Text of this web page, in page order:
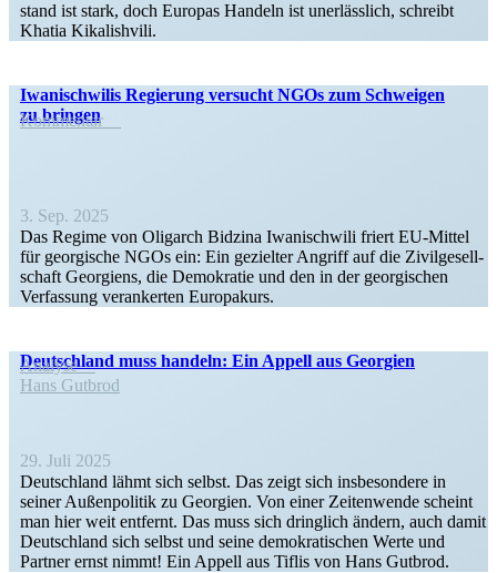
stand ist stark, doch Europas Handeln ist unerlässlich, schreibt
Khatia Kikalishvili.
Iwani­schwilis Regierung versucht NGOs zum Schweigen
zu bringen
Kommentar
3. Sep. 2025
Das Regime von Oligarch Bidzina Iwani­schwili friert EU-Mittel
für georgische NGOs ein: Ein gezielter Angriff auf die Zivil­ge­sell­
schaft Georgiens, die Demokratie und den in der georgi­schen
Verfassung veran­kerten Europakurs.
Deutschland muss handeln: Ein Appell aus Georgien
Analyse
Hans Gutbrod
29. Juli 2025
Deutschland lähmt sich selbst. Das zeigt sich insbe­sondere in
seiner Außen­po­litik zu Georgien. Von einer Zeiten­wende scheint
man hier weit entfernt. Das muss sich dringlich ändern, auch damit
Deutschland sich selbst und seine demokra­ti­schen Werte und
Partner ernst nimmt! Ein Appell aus Tiflis von Hans Gutbrod.